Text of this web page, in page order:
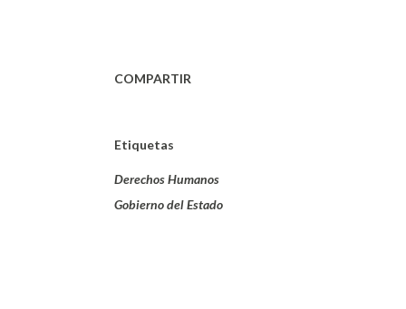
COMPARTIR
Etiquetas
Derechos Humanos
Gobierno del Estado